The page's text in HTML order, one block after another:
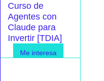
Curso de
Agentes con
Claude para
Invertir [TDIA]
Me interesa